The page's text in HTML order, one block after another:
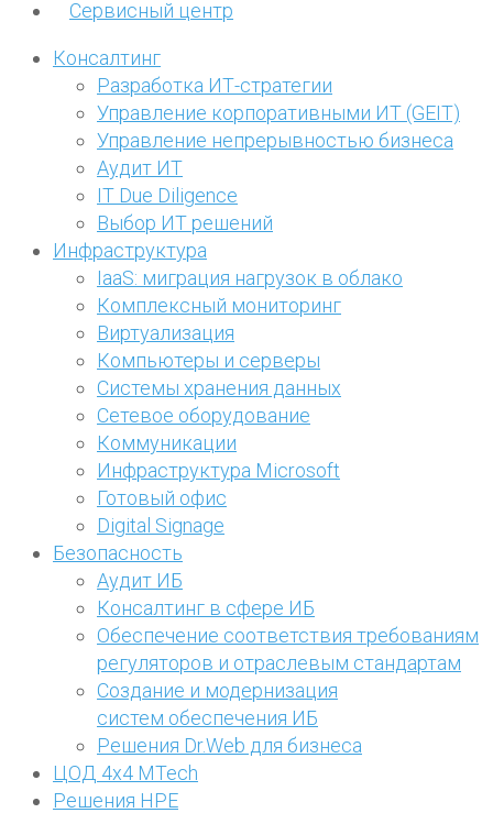
Сервисный центр
Консалтинг
Разработка ИТ-стратегии
Управление корпоративными ИТ (GEIT)
Управление непрерывностью бизнеса
Аудит ИТ
IT Due Diligence
Выбор ИТ решений
Инфраструктура
IaaS: миграция нагрузок в облако
Комплексный мониторинг
Виртуализация
Компьютеры и серверы
Системы хранения данных
Сетевое оборудование
Коммуникации
Инфраструктура Microsoft
Готовый офис
Digital Signage
Безопасность
Аудит ИБ
Консалтинг в сфере ИБ
Обеспечение соответствия требованиям
регуляторов и отраслевым стандартам
Создание и модернизация
систем обеспечения ИБ
Решения Dr.Web для бизнеса
ЦОД 4х4 MTech
Решения HPE